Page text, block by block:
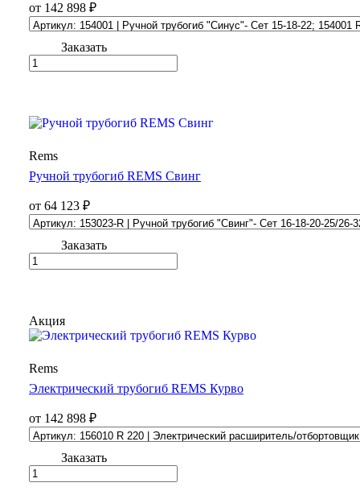
от 142 898 ₽
Заказать
Rems
Ручной трубогиб REMS Свинг
от 64 123 ₽
Заказать
Акция
Rems
Электрический трубогиб REMS Курво
от 142 898 ₽
Заказать